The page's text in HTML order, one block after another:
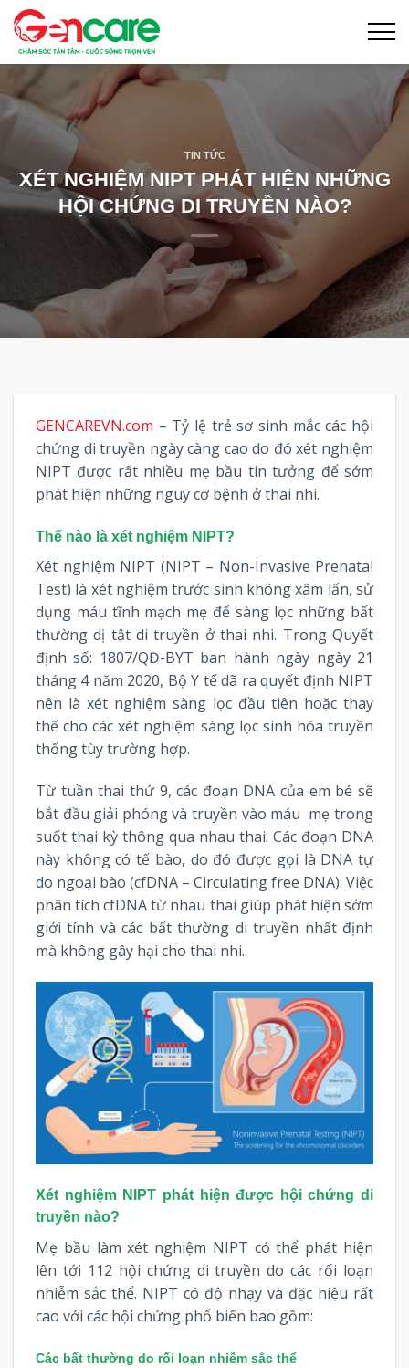
Skip
content
TIN TỨC
XÉT NGHIỆM NIPT PHÁT HIỆN NHỮNG
HỘI CHỨNG DI TRUYỀN NÀO?
GENCAREVN.com – Tỷ lệ trẻ sơ sinh mắc các hội
chứng di truyền ngày càng cao do đó xét nghiệm
NIPT được rất nhiều mẹ bầu tin tưởng để sớm
phát hiện những nguy cơ bệnh ở thai nhi.
Thế nào là xét nghiệm NIPT?
Xét nghiệm NIPT (NIPT – Non-Invasive Prenatal
Test) là xét nghiệm trước sinh không xâm lấn, sử
dụng máu tĩnh mạch mẹ để sàng lọc những bất
thường dị tật di truyền ở thai nhi. Trong Quyết
định số: 1807/QĐ-BYT ban hành ngày ngày 21
tháng 4 năm 2020, Bộ Y tế dã ra quyết định NIPT
nên là xét nghiệm sàng lọc đầu tiên hoặc thay
thế cho các xét nghiệm sàng lọc sinh hóa truyền
thống tùy trường hợp.
Từ tuần thai thứ 9, các đoạn DNA của em bé sẽ
bắt đầu giải phóng và truyền vào máu mẹ trong
suốt thai kỳ thông qua nhau thai. Các đoạn DNA
này không có tế bào, do đó được gọi là DNA tự
do ngoại bào (cfDNA – Circulating free DNA). Việc
phân tích cfDNA từ nhau thai giúp phát hiện sớm
giới tính và các bất thường di truyền nhất định
mà không gây hại cho thai nhi.
Xét nghiệm NIPT phát hiện được hội chứng di
truyền nào?
Mẹ bầu làm xét nghiệm NIPT có thể phát hiện
lên tới 112 hội chứng di truyền do các rối loạn
nhiễm sắc thể. NIPT có độ nhạy và đặc hiệu rất
cao với các hội chứng phổ biến bao gồm:
Các bất thường do rối loạn nhiễm sắc thể